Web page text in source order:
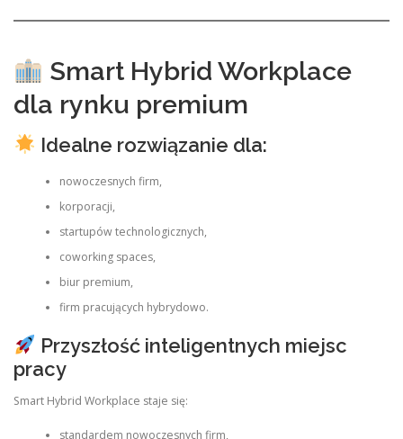
Smart Hybrid Workplace
dla rynku premium
Idealne rozwiązanie dla:
nowoczesnych firm,
korporacji,
startupów technologicznych,
coworking spaces,
biur premium,
firm pracujących hybrydowo.
Przyszłość inteligentnych miejsc
pracy
Smart Hybrid Workplace staje się:
standardem nowoczesnych firm,